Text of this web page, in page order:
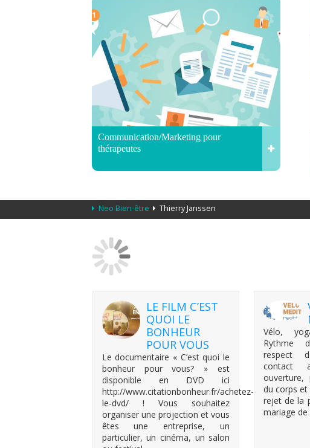
Communication/Marketing pour
thérapeutes
Neo Bien-être Thierry Janssen
LE FILM C’EST
QUOI LE
BONHEUR
POUR VOUS
Le documentaire « C’est quoi le
bonheur pour vous? » est
disponible en DVD ici
http://www.citationbonheur.fr/achetez-
le-dvd/ ! Vous souhaitez
organiser une projection et vous
êtes une entreprise, un
particulier, un cinéma, un salon
Vélo,
Rythme
respect
contact
ouverture,
du corps
rejet de la
mariage de